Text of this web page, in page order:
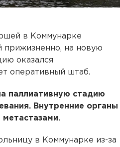
в Коммунарке
прижизненно, на новую
оказался
оперативный штаб.
паллиативную стадию
Внутренние органы
в Коммунарке из-за